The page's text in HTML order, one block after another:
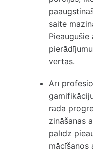
saite
Pieaugušie
vērtas.
Arī
rāda
zināšanas
palīdz
mācīšanos